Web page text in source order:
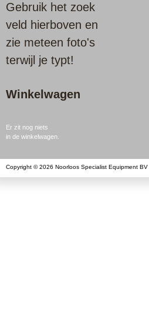
Gebruik het zoek
veld hierboven en
zie meteen foto's
terwijl je typt!
Winkelwagen
Er zit nog niets
in de winkelwagen.
Copyright © 2026 Noorloos Specialist Equipment